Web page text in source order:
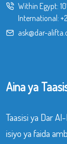
Within Egypt:
International:
ask@dar-
Aina ya
Taasisi ya Dar
isiyo ya faida